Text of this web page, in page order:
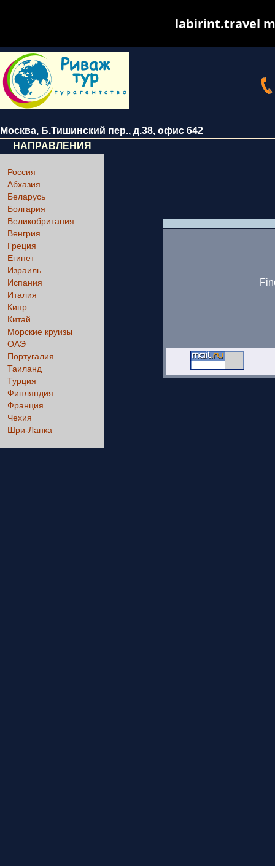
Москва, Б.Тишинский пер., д.38, офис 642
НАПРАВЛЕНИЯ
Россия
Абхазия
Беларусь
Болгария
Великобритания
Венгрия
Греция
Египет
Израиль
Испания
Италия
Кипр
Китай
Морские круизы
ОАЭ
Португалия
Таиланд
Турция
Финляндия
Франция
Чехия
Шри-Ланка
labirint.travel